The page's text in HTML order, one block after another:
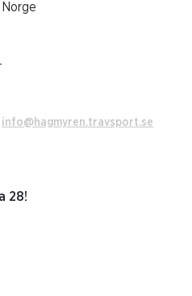
info@hagmyren.travsport.se
28!